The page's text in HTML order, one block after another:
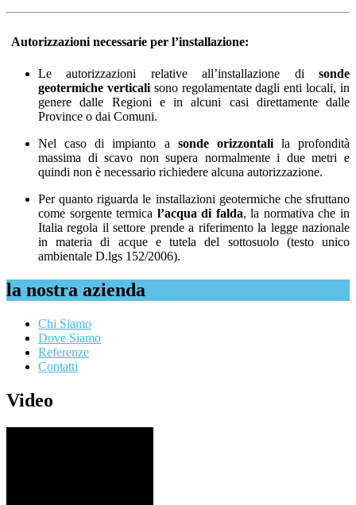
Autorizzazioni necessarie per l’installazione:
Le autorizzazioni relative all’installazione di sonde
geotermiche verticalisono regolamentate dagli enti locali, in
genere dalle Regioni e in alcuni casi direttamente dalle
Province o dai Comuni.
Nel caso di impianto a sonde orizzontalila profondità
massima di scavo non supera normalmente i due metri e
quindi non è necessario richiedere alcuna autorizzazione.
Per quanto riguarda le installazioni geotermiche che sfruttano
come sorgente termica l’acqua di falda, la normativa che in
Italia regola il settore prende a riferimento la legge nazionale
in materia di acque e tutela del sottosuolo (testo unico
ambientale D.lgs 152/2006).
la nostra azienda
Chi Siamo
Dove Siamo
Referenze
Contatti
Video